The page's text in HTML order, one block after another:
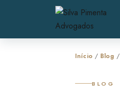
Início / Blog
BLOG